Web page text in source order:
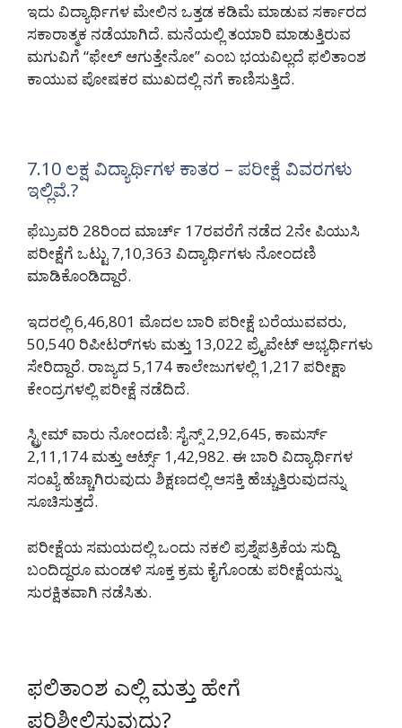
ಇದು ವಿದ್ಯಾರ್ಥಿಗಳ ಮೇಲಿನ ಒತ್ತಡ ಕಡಿಮೆ ಮಾಡುವ ಸರ್ಕಾರದ
ಸಕಾರಾತ್ಮಕ ನಡೆಯಾಗಿದೆ. ಮನೆಯಲ್ಲಿ ತಯಾರಿ ಮಾಡುತ್ತಿರುವ
ಮಗುವಿಗೆ “ಫೇಲ್ ಆಗುತ್ತೇನೋ” ಎಂಬ ಭಯವಿಲ್ಲದೆ ಫಲಿತಾಂಶ
ಕಾಯುವ ಪೋಷಕರ ಮುಖದಲ್ಲಿ ನಗೆ ಕಾಣಿಸುತ್ತಿದೆ.
7.10 ಲಕ್ಷ ವಿದ್ಯಾರ್ಥಿಗಳ ಕಾತರ – ಪರೀಕ್ಷೆ ವಿವರಗಳು
ಇಲ್ಲಿವೆ.?
ಫೆಬ್ರುವರಿ 28ರಿಂದ ಮಾರ್ಚ್ 17ರವರೆಗೆ ನಡೆದ 2ನೇ ಪಿಯುಸಿ
ಪರೀಕ್ಷೆಗೆ ಒಟ್ಟು 7,10,363 ವಿದ್ಯಾರ್ಥಿಗಳು ನೋಂದಣಿ
ಮಾಡಿಕೊಂಡಿದ್ದಾರೆ.
ಇದರಲ್ಲಿ 6,46,801 ಮೊದಲ ಬಾರಿ ಪರೀಕ್ಷೆ ಬರೆಯುವವರು,
50,540 ರಿಪೀಟರ್‌ಗಳು ಮತ್ತು 13,022 ಪ್ರೈವೇಟ್ ಅಭ್ಯರ್ಥಿಗಳು
ಸೇರಿದ್ದಾರೆ. ರಾಜ್ಯದ 5,174 ಕಾಲೇಜುಗಳಲ್ಲಿ 1,217 ಪರೀಕ್ಷಾ
ಕೇಂದ್ರಗಳಲ್ಲಿ ಪರೀಕ್ಷೆ ನಡೆದಿದೆ.
ಸ್ಟ್ರೀಮ್ ವಾರು ನೋಂದಣಿ: ಸೈನ್ಸ್ 2,92,645, ಕಾಮರ್ಸ್
2,11,174 ಮತ್ತು ಆರ್ಟ್ಸ್ 1,42,982. ಈ ಬಾರಿ ವಿದ್ಯಾರ್ಥಿಗಳ
ಸಂಖ್ಯೆ ಹೆಚ್ಚಾಗಿರುವುದು ಶಿಕ್ಷಣದಲ್ಲಿ ಆಸಕ್ತಿ ಹೆಚ್ಚುತ್ತಿರುವುದನ್ನು
ಸೂಚಿಸುತ್ತದೆ.
ಪರೀಕ್ಷೆಯ ಸಮಯದಲ್ಲಿ ಒಂದು ನಕಲಿ ಪ್ರಶ್ನೆಪತ್ರಿಕೆಯ ಸುದ್ದಿ
ಬಂದಿದ್ದರೂ ಮಂಡಳಿ ಸೂಕ್ತ ಕ್ರಮ ಕೈಗೊಂಡು ಪರೀಕ್ಷೆಯನ್ನು
ಸುರಕ್ಷಿತವಾಗಿ ನಡೆಸಿತು.
ಫಲಿತಾಂಶ ಎಲ್ಲಿ ಮತ್ತು ಹೇಗೆ
ಪರಿಶೀಲಿಸುವುದು?